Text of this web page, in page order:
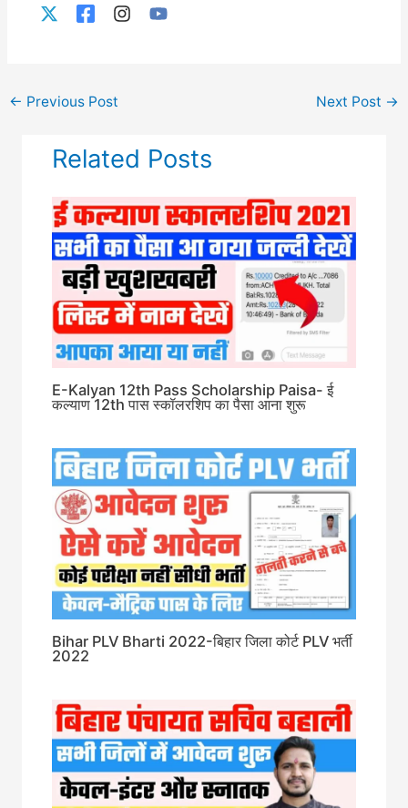
← Previous Post Next Post →
Related Posts
E-Kalyan 12th Pass Scholarship Paisa- ई
कल्याण 12th पास स्कॉलरशिप का पैसा आना शुरू
Bihar PLV Bharti 2022-बिहार जिला कोर्ट PLV भर्ती
2022